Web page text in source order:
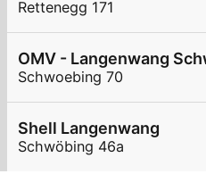
Rettenegg 171
OMV - Langenwang
Schwoebing 70
Shell Langenwang
Schwöbing 46a